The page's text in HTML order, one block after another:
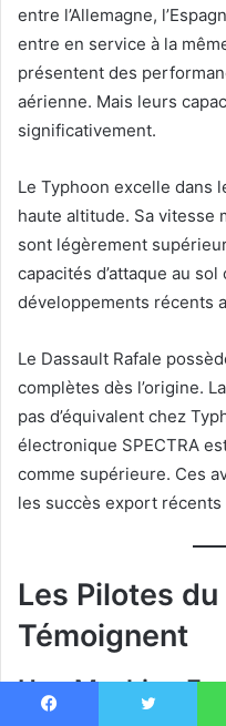
entre l’Allemagne,
entre en service à la
présentent des
aérienne. Mais leurs
significativement.
Le Typhoon excelle dans
haute altitude. Sa vitesse
sont légèrement
capacités d’attaque au
développements récents
Le Dassault Rafale
complètes dès l’origine.
pas d’équivalent chez
électronique SPECTRA
comme supérieure. Ces
les succès export récents
Les Pilotes
Témoignent
Une Machine